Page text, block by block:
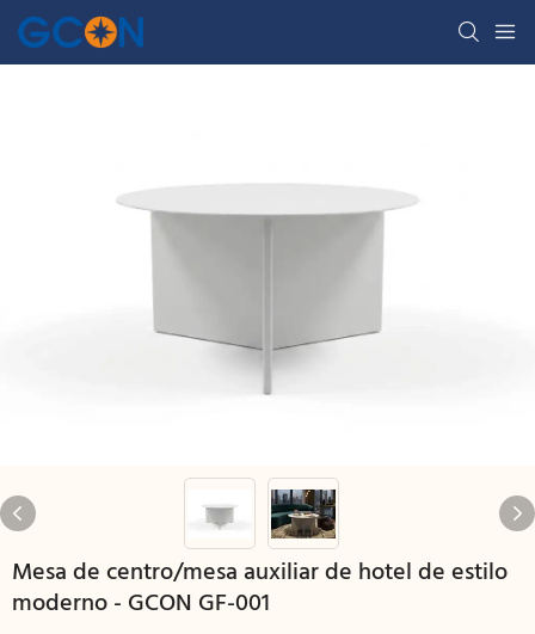
Mesa de centro/mesa auxiliar de hotel de estilo
moderno - GCON GF-001